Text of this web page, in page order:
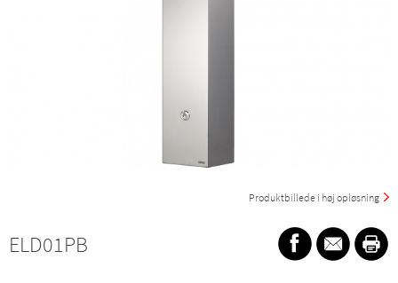
Produktbillede i høj opløsning
ELD01PB